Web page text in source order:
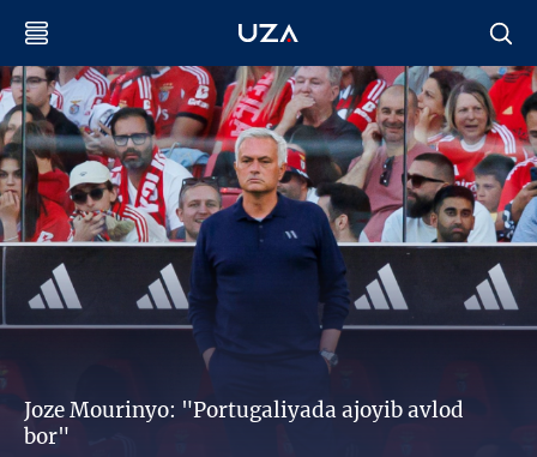
Joze Mourinyo: "Portugaliyada ajoyib avlod
bor"